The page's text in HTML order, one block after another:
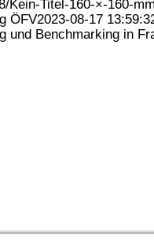
Kein-Titel-160-×-160-
ÖFV2023-08-17
Benchmarking in